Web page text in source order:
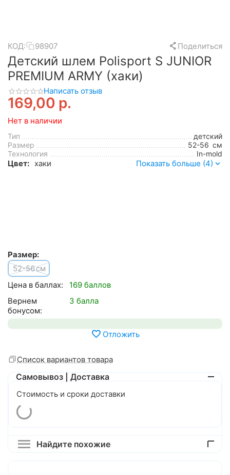
КОД: 98907 Поделиться
Детский шлем Polisport S JUNIOR
PREMIUM ARMY (хаки)
Написать отзыв
169,00 р.
Нет в наличии
Тип
детский
Размер
52-56 см
Технология
In-mold
Цвет: хаки Показать больше (4)
Размер:
52-56см
Цена в баллах:
169 баллов
Вернем
бонусом:
3 балла
Отложить
Список вариантов товара
Самовывоз | Доставка
Стоимость и сроки доставки
Найдите похожие